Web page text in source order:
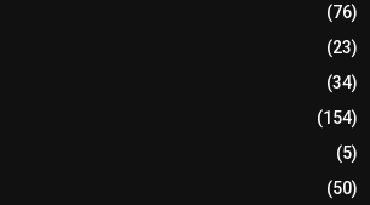
(76)
(23)
(34)
(154)
(5)
(50)